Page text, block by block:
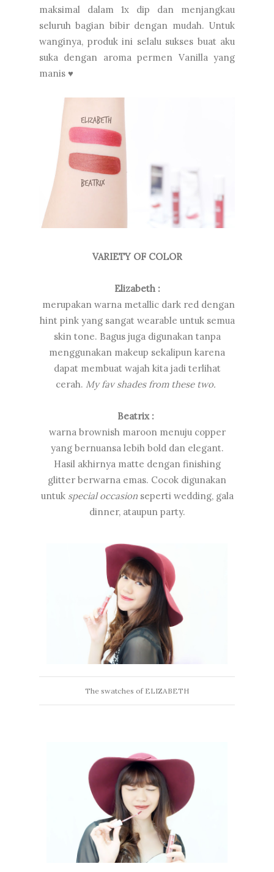
maksimal dalam 1x dip dan menjangkau
seluruh bagian bibir dengan mudah. Untuk
wanginya, produk ini selalu sukses buat aku
suka dengan aroma permen Vanilla yang
manis ♥
VARIETY OF COLOR
Elizabeth :
merupakan warna metallic dark red dengan
hint pink yang sangat wearable untuk semua
skin tone. Bagus juga digunakan tanpa
menggunakan makeup sekalipun karena
dapat membuat wajah kita jadi terlihat
cerah. My fav shades from these two.
Beatrix :
warna brownish maroon menuju copper
yang bernuansa lebih bold dan elegant.
Hasil akhirnya matte dengan finishing
glitter berwarna emas. Cocok digunakan
untuk special occasionseperti wedding, gala
dinner, ataupun party.
The swatches of ELIZABETH